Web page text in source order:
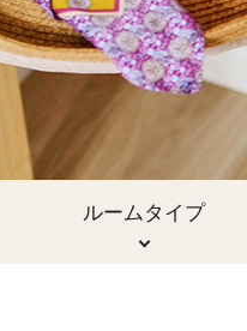
ルームタイプ